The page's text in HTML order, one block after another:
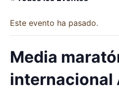
Este evento ha pasado.
Media
internacional